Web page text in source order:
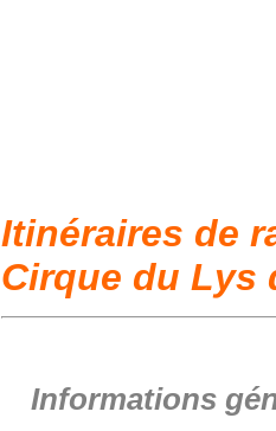
Itinéraires de
Cirque du Lys
Informations